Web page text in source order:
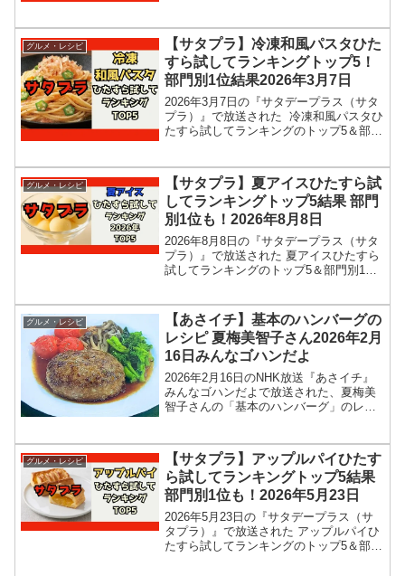
新トップ10ランキングを当てます。5年前
の...
グルメ・レシピ
【サタプラ】冷凍和風パスタひた
すら試してランキングトップ5！
部門別1位結果2026年3月7日
2026年3月7日の『サタデープラス（サタ
プラ）』で放送された 冷凍和風パスタひ
たすら試してランキングのトップ5＆部門
をもとに、コンビニ、スーパーなどで買
える 13種...
グルメ・レシピ
【サタプラ】夏アイスひたすら試
してランキングトップ5結果 部門
別1位も！2026年8月8日
2026年8月8日の『サタデープラス（サタ
プラ）』で放送された 夏アイスひたすら
試してランキングのトップ5＆部門別1位
に、コンビニ、スーパーなどで買える 14
種類の夏ア...
グルメ・レシピ
【あさイチ】基本のハンバーグの
レシピ 夏梅美智子さん2026年2月
16日みんなゴハンだよ
2026年2月16日のNHK放送『あさイチ』
みんなゴハンだよで放送された、夏梅美
智子さんの「基本のハンバーグ」のレシ
さんが登場！菜の花や、ミニトマトなど
春の野菜ととも...
グルメ・レシピ
【サタプラ】アップルパイひたす
ら試してランキングトップ5結果
部門別1位も！2026年5月23日
2026年5月23日の『サタデープラス（サ
タプラ）』で放送された アップルパイひ
たすら試してランキングのトップ5＆部門